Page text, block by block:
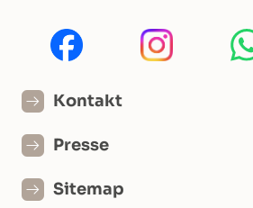
Kontakt
Presse
Sitemap